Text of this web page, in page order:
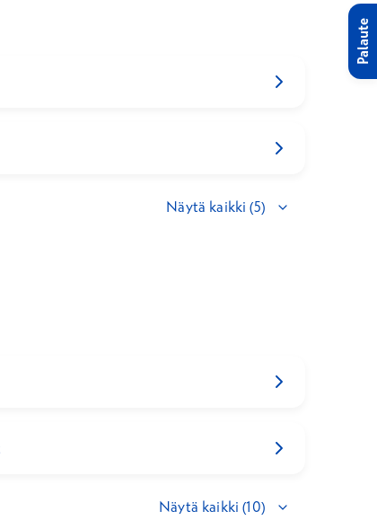
Näytä kaikki (5)
Näytä kaikki (10)
Palaute